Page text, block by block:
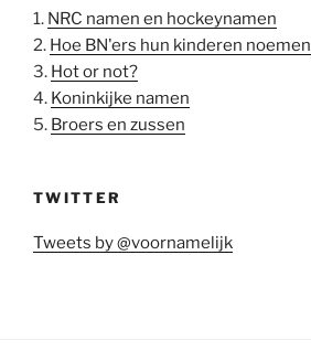
1. NRC namen en hockeynamen
2. Hoe BN'ers hun kinderen noemen
3. Hot or not?
4. Koninkijke namen
5. Broers en zussen
TWITTER
Tweets by @voornamelijk